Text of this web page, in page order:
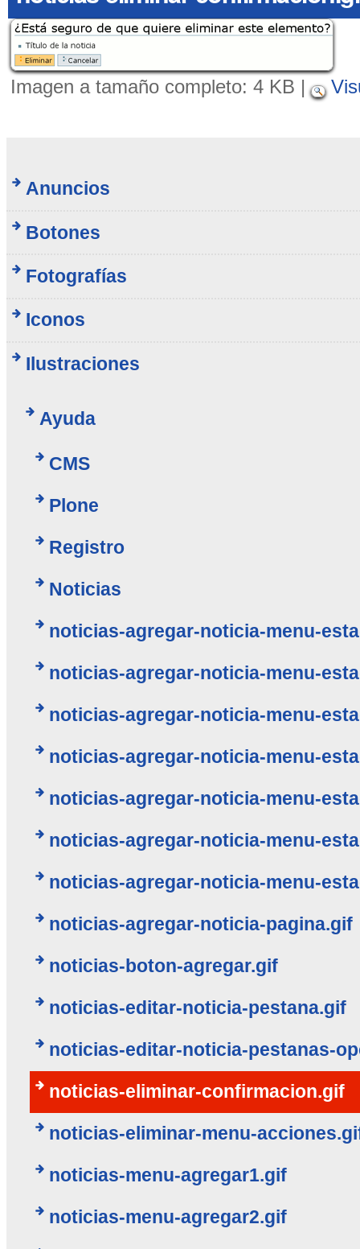
Imagen a tamaño completo: 4 KB |
Anuncios
Botones
Fotografías
Iconos
Ilustraciones
Ayuda
CMS
Plone
Registro
Noticias
noticias-agregar-noticia-menu-
noticias-agregar-noticia-menu-
noticias-agregar-noticia-menu-
noticias-agregar-noticia-menu-
noticias-agregar-noticia-menu-
noticias-agregar-noticia-menu-
noticias-agregar-noticia-menu-
noticias-agregar-noticia-pagina.gif
noticias-boton-agregar.gif
noticias-editar-noticia-pestana.gif
noticias-editar-noticia-pestanas-
noticias-eliminar-confirmacion.gif
noticias-eliminar-menu-
noticias-menu-agregar1.gif
noticias-menu-agregar2.gif